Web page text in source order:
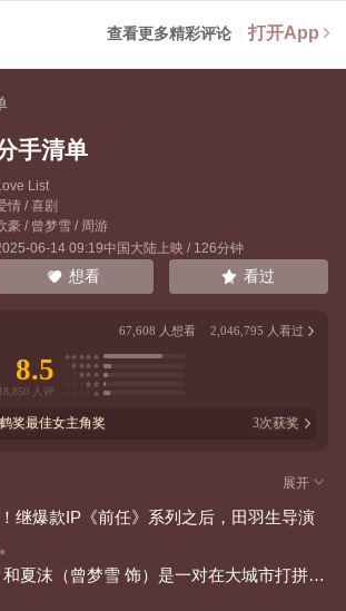
查看更多精彩评论 打开App
手清单
List
情 / 喜剧
豪/ 曾梦雪/ 周游
06-14 09:19中国大陆上映 / 126分钟
想看 看过
67,608 人想看 2,046,795 人看过
8.5
奖最佳女主角奖 3次获奖
展开
继爆款IP《前任》系列之后，田羽生导演
夏沫（曾梦雪 饰）是一对在大城市打拼的